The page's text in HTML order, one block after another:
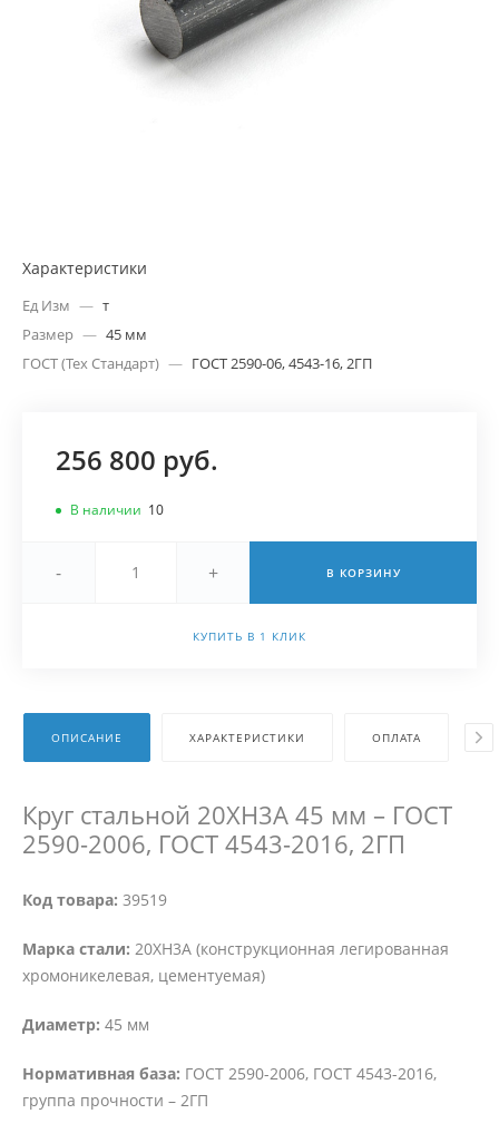
Характеристики
Ед Изм — т
Размер — 45 мм
ГОСТ (Тех Стандарт) — ГОСТ 2590-06, 4543-16, 2ГП
256 800 руб.
В наличии 10
- + В КОРЗИНУ
КУПИТЬ В 1 КЛИК
ОПИСАНИЕ ХАРАКТЕРИСТИКИ ОПЛАТА
Круг стальной 20ХН3А 45 мм – ГОСТ
2590-2006, ГОСТ 4543-2016, 2ГП
Код товара: 39519
Марка стали: 20ХН3А (конструкционная легированная
хромоникелевая, цементуемая)
Диаметр: 45 мм
Нормативная база: ГОСТ 2590-2006, ГОСТ 4543-2016,
группа прочности – 2ГП